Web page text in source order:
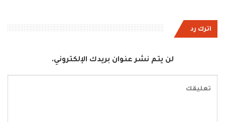
اترك رد
لن يتم نشر عنوان بريدك الإلكتروني.